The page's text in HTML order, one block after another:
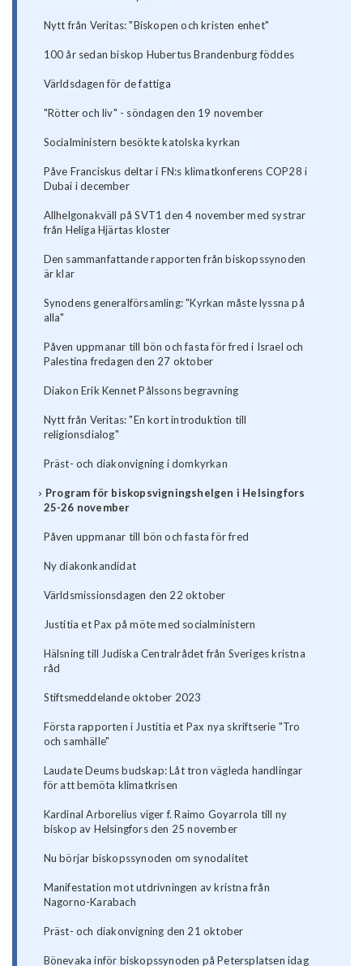
Nytt från Veritas: "Biskopen och kristen enhet"
100 år sedan biskop Hubertus Brandenburg föddes
Världsdagen för de fattiga
"Rötter och liv" - söndagen den 19 november
Socialministern besökte katolska kyrkan
Påve Franciskus deltar i FN:s klimatkonferens COP28 i
Dubai i december
Allhelgonakväll på SVT1 den 4 november med systrar
från Heliga Hjärtas kloster
Den sammanfattande rapporten från biskopssynoden
är klar
Synodens generalförsamling: "Kyrkan måste lyssna på
alla"
Påven uppmanar till bön och fasta för fred i Israel och
Palestina fredagen den 27 oktober
Diakon Erik Kennet Pålssons begravning
Nytt från Veritas: "En kort introduktion till
religionsdialog"
Präst- och diakonvigning i domkyrkan
Program för biskopsvigningshelgen i Helsingfors
25-26 november
Påven uppmanar till bön och fasta för fred
Ny diakonkandidat
Världsmissionsdagen den 22 oktober
Justitia et Pax på möte med socialministern
Hälsning till Judiska Centralrådet från Sveriges kristna
råd
Stiftsmeddelande oktober 2023
Första rapporten i Justitia et Pax nya skriftserie "Tro
och samhälle"
Laudate Deums budskap: Låt tron vägleda handlingar
för att bemöta klimatkrisen
Kardinal Arborelius viger f. Raimo Goyarrola till ny
biskop av Helsingfors den 25 november
Nu börjar biskopssynoden om synodalitet
Manifestation mot utdrivningen av kristna från
Nagorno-Karabach
Präst- och diakonvigning den 21 oktober
Bönevaka inför biskopssynoden på Petersplatsen idag